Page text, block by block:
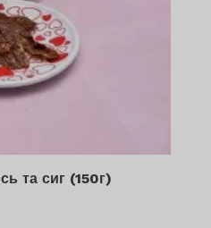
та сиг (150г)